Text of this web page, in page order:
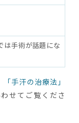
は手術が話題にな
「手汗の治療法」
せてご覧くださ